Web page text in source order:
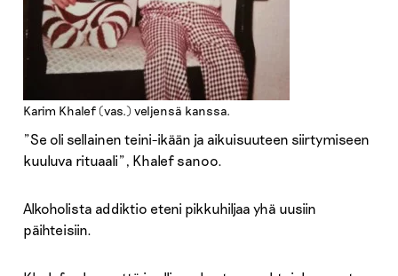
Karim Khalef (vas.) veljensä kanssa.
”Se oli sellainen teini-ikään ja aikuisuuteen siirtymiseen
kuuluva rituaali”, Khalef sanoo.
Alkoholista addiktio eteni pikkuhiljaa yhä uusiin
päihteisiin.